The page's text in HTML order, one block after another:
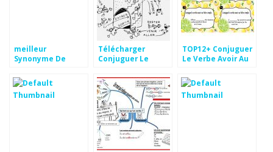
meilleur
Synonyme De
Télécharger
Conjuguer Le
Images
TOP12+ Conjuguer
Le Verbe Avoir Au